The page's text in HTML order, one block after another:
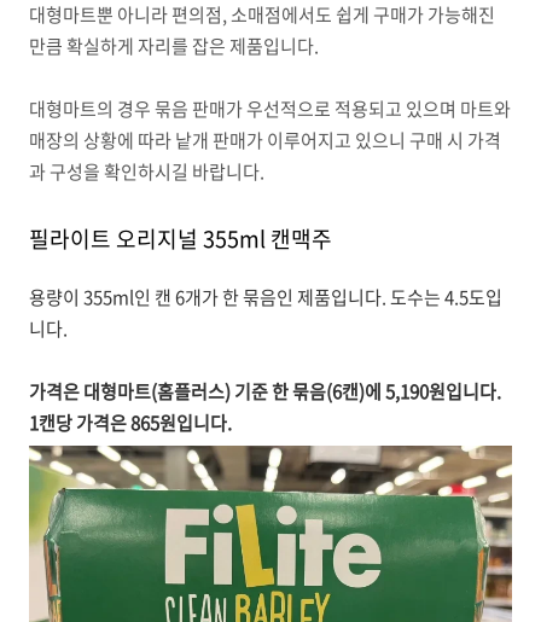
대형마트뿐 아니라 편의점, 소매점에서도 쉽게 구매가 가능해진
만큼 확실하게 자리를 잡은 제품입니다.
대형마트의 경우 묶음 판매가 우선적으로 적용되고 있으며 마트와
매장의 상황에 따라 낱개 판매가 이루어지고 있으니 구매 시 가격
과 구성을 확인하시길 바랍니다.
필라이트 오리지널 355ml 캔맥주
용량이 355ml인 캔 6개가 한 묶음인 제품입니다. 도수는 4.5도입
니다.
가격은 대형마트(홈플러스) 기준 한 묶음(6캔)에 5,190원입니다.
1캔당 가격은 865원입니다.